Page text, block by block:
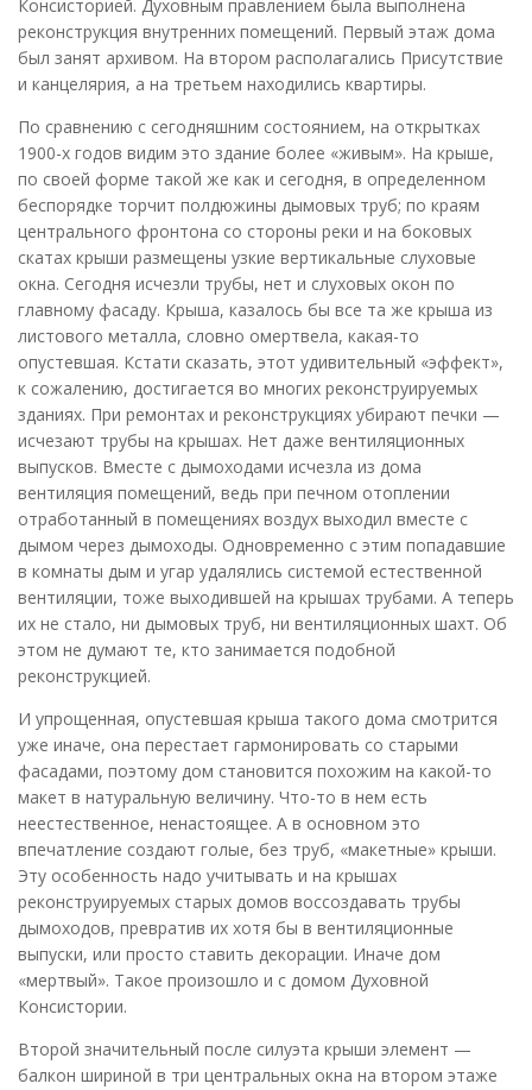
Консисторией. Духовным правлением была выполнена
реконструкция внутренних помещений. Первый этаж дома
был занят архивом. На втором располагались Присутствие
и канцелярия, а на третьем находились квартиры.
По сравнению с сегодняшним состоянием, на открытках
1900-х годов видим это здание более «живым». На крыше,
по своей форме такой же как и сегодня, в определенном
беспорядке торчит полдюжины дымовых труб; по краям
центрального фронтона со стороны реки и на боковых
скатах крыши размещены узкие вертикальные слуховые
окна. Сегодня исчезли трубы, нет и слуховых окон по
главному фасаду. Крыша, казалось бы все та же крыша из
листового металла, словно омертвела, какая-то
опустевшая. Кстати сказать, этот удивительный «эффект»,
к сожалению, достигается во многих реконструируемых
зданиях. При ремонтах и реконструкциях убирают печки —
исчезают трубы на крышах. Нет даже вентиляционных
выпусков. Вместе с дымоходами исчезла из дома
вентиляция помещений, ведь при печном отоплении
отработанный в помещениях воздух выходил вместе с
дымом через дымоходы. Одновременно с этим попадавшие
в комнаты дым и угар удалялись системой естественной
вентиляции, тоже выходившей на крышах трубами. А теперь
их не стало, ни дымовых труб, ни вентиляционных шахт. Об
этом не думают те, кто занимается подобной
реконструкцией.
И упрощенная, опустевшая крыша такого дома смотрится
уже иначе, она перестает гармонировать со старыми
фасадами, поэтому дом становится похожим на какой-то
макет в натуральную величину. Что-то в нем есть
неестественное, ненастоящее. А в основном это
впечатление создают голые, без труб, «макетные» крыши.
Эту особенность надо учитывать и на крышах
реконструируемых старых домов воссоздавать трубы
дымоходов, превратив их хотя бы в вентиляционные
выпуски, или просто ставить декорации. Иначе дом
«мертвый». Такое произошло и с домом Духовной
Консистории.
Второй значительный после силуэта крыши элемент —
балкон шириной в три центральных окна на втором этаже